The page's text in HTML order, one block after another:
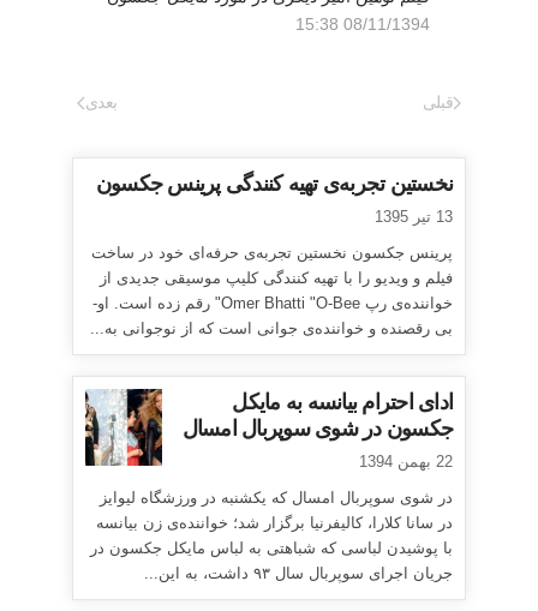
08/11/1394 15:38
قبلی بعدی
نخستین تجربه‌ی تهیه کنندگی پرینس جکسون
13 تیر 1395
پرینس جکسون نخستین تجربه‌ی حرفه‌ای خود در ساخت
فیلم و ویدیو را با تهیه کنندگی کلیپ موسیقی جدیدی از
خواننده‌ی رپ Omer Bhatti "O-Bee" رقم زده است. او-
بی رقصنده و خواننده‌ی جوانی است که از نوجوانی به...
ادای احترام بیانسه به مایکل
جکسون در شوی سوپربال امسال
22 بهمن 1394
در شوی سوپربال امسال که یکشنبه در ورزشگاه لیوایز
در سانا کلارا، کالیفرنیا برگزار شد؛ خواننده‌ی زن بیانسه
با پوشیدن لباسی که شباهتی به لباس مایکل جکسون در
جریان اجرای سوپربال سال ۹۳ داشت، به این...